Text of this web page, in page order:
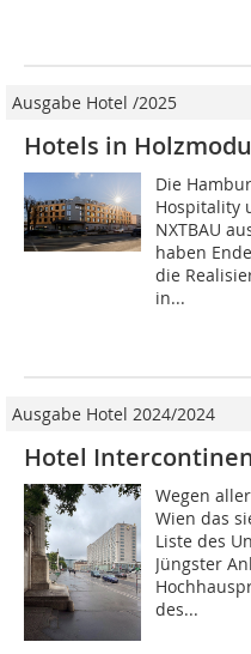
Ausgabe Hotel /2025
Hotels in
Die
Hospitality
NXTBAU
haben
die
in...
Ausgabe Hotel 2024/2024
Hotel
Wegen
Wien das
Liste des
Jüngster
des...